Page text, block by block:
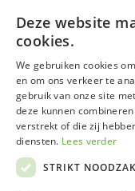
Deze website
cookies.
We gebruiken cookies
en om ons verkeer te
gebruik van onze site
deze kunnen
verstrekt of die zij
diensten. Lees verder
STRIKT